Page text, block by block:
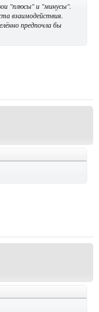
"плюсы" и "минусы".
взаимодействия.
предпочла бы